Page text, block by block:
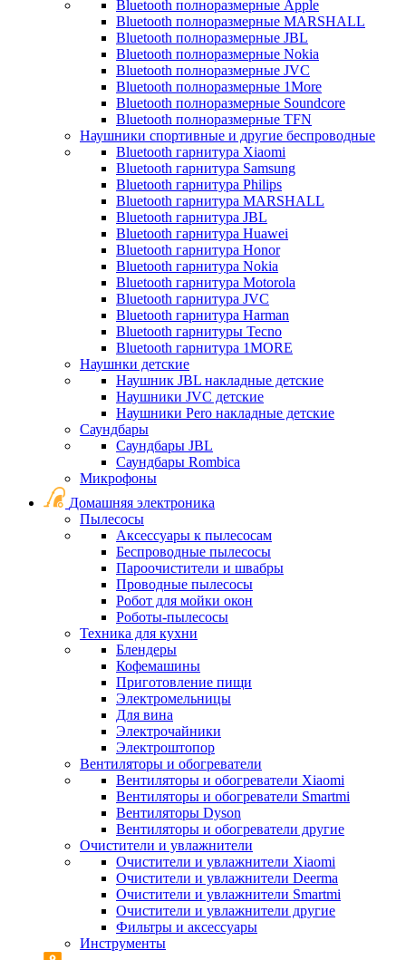
Bluetooth полноразмерные Apple
Bluetooth полноразмерные MARSHALL
Bluetooth полноразмерные JBL
Bluetooth полноразмерные Nokia
Bluetooth полноразмерные JVC
Bluetooth полноразмерные 1More
Bluetooth полноразмерные Soundcore
Bluetooth полноразмерные TFN
Наушники спортивные и другие беспроводные
Bluetooth гарнитура Xiaomi
Bluetooth гарнитура Samsung
Bluetooth гарнитура Philips
Bluetooth гарнитура MARSHALL
Bluetooth гарнитура JBL
Bluetooth гарнитура Huawei
Bluetooth гарнитура Honor
Bluetooth гарнитура Nokia
Bluetooth гарнитура Motorola
Bluetooth гарнитура JVC
Bluetooth гарнитура Harman
Bluetooth гарнитуры Tecno
Bluetooth гарнитура 1MORE
Наушнки детские
Наушник JBL накладные детские
Наушники JVC детские
Наушники Pero накладные детские
Саундбары
Саундбары JBL
Саундбары Rombica
Микрофоны
Домашняя электроника
Пылесосы
Аксессуары к пылесосам
Беспроводные пылесосы
Пароочистители и швабры
Проводные пылесосы
Робот для мойки окон
Роботы-пылесосы
Техника для кухни
Блендеры
Кофемашины
Приготовление пищи
Электромельницы
Для вина
Электрочайники
Электроштопор
Вентиляторы и обогреватели
Вентиляторы и обогреватели Xiaomi
Вентиляторы и обогреватели Smartmi
Вентиляторы Dyson
Вентиляторы и обогреватели другие
Очистители и увлажнители
Очистители и увлажнители Xiaomi
Очистители и увлажнители Deerma
Очистители и увлажнители Smartmi
Очистители и увлажнители другие
Фильтры и аксессуары
Инструменты